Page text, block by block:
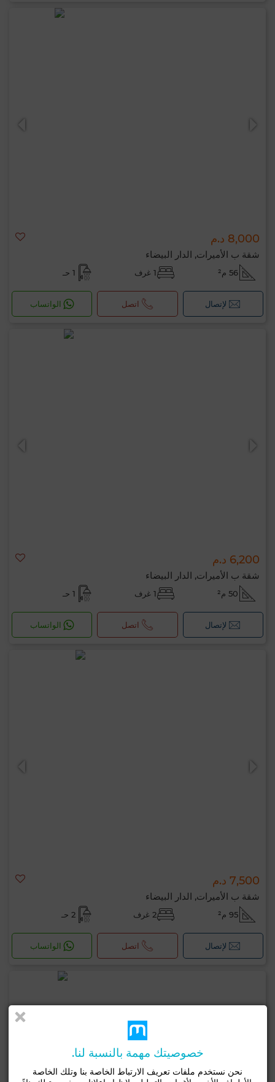
8,000 د.م
شقة ب الأميرات, الدار البيضاء
56 م² 1 غرف 1 حـ
لإتصال اتصل الواتساب
6,200 د.م
شقة ب الأميرات, الدار البيضاء
50 م² 1 غرف 1 حـ
لإتصال اتصل الواتساب
7,500 د.م
شقة ب الأميرات, الدار البيضاء
95 م² 2 غرف 2 حـ
لإتصال اتصل الواتساب
خصوصيتك مهمة بالنسبة لنا.
نحن نستخدم ملفات تعريف الارتباط الخاصة بنا وتلك الخاصة